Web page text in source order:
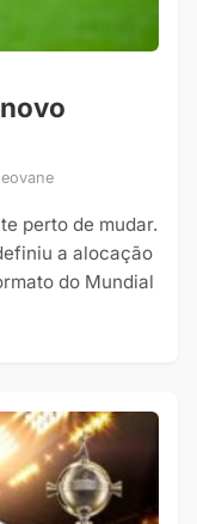
perto de mudar.
a alocação
do Mundial